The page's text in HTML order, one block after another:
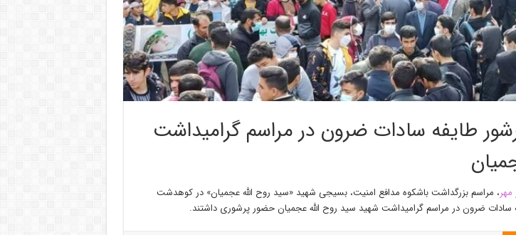
طایفه سادات ضرون در مراسم گرامیداشت
مهر، مراسم بزرگداشت باشکوه مدافع امنیت، بسیجی شهید «سید روح الله عجمیان» درکوهدشت
سادات ضروندر مراسم گرامیداشت شهید سید روح الله عجمیان حضور پرشوری داشتند.